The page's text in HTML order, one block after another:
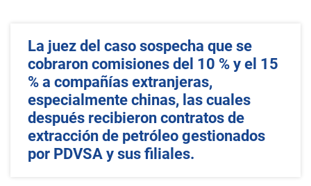
La juez del caso sospecha que se
cobraron comisiones del 10 % y el 15
% a compañías extranjeras,
especialmente chinas, las cuales
después recibieron contratos de
extracción de petróleo gestionados
por PDVSA y sus filiales.